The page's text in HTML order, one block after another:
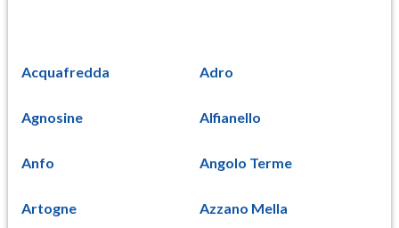
Acquafredda Adro
Agnosine Alfianello
Anfo Angolo Terme
Artogne Azzano Mella